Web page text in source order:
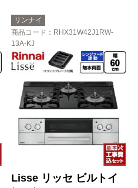
リンナイ
商品コード ：RHX31W42J1RW-
13A-KJ
Lisse リッセ ビルトイ